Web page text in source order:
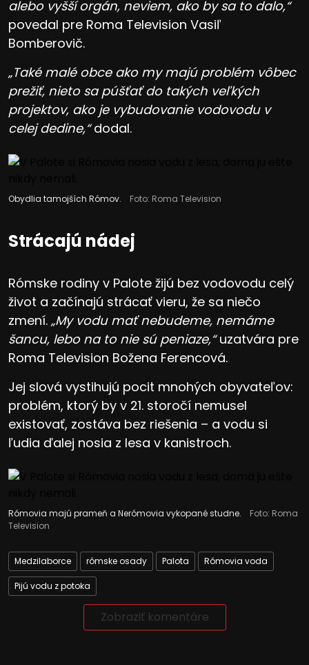
alebo vyšší orgán, neviem, ako by sa to dalo,“
povedal pre Roma Television Vasiľ
Bomberovič.
„Také malé obce ako my majú problém vôbec
prežiť, nieto sa púšťať do takých veľkých
projektov, ako je vybudovanie vodovodu v
celej dedine,“dodal.
Obydlia tamojších Rómov. Foto: Roma Television
Strácajú nádej
Rómske rodiny v Palote žijú bez vodovodu celý
život a začínajú strácať vieru, že sa niečo
zmení. „My vodu mať nebudeme, nemáme
šancu, lebo na to nie sú peniaze,“uzatvára pre
Roma Television Božena Ferencová.
Jej slová vystihujú pocit mnohých obyvateľov:
problém, ktorý by v 21. storočí nemusel
existovať, zostáva bez riešenia – a vodu si
ľudia ďalej nosia z lesa v kanistroch.
Rómovia majú prameň a Nerómovia vykopané studne.
Foto: Roma
Television
Medzilaborce rómske osady Palota Rómovia voda
Pijú vodu z potoka
Zobraziť komentáre